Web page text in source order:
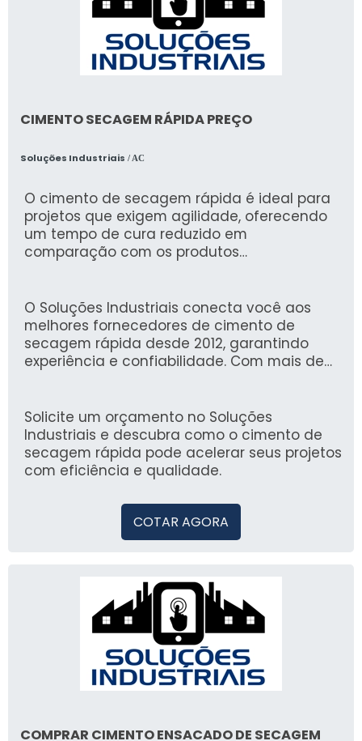
CIMENTO SECAGEM RÁPIDA PREÇO
Soluções Industriais / AC
O cimento de secagem rápida é ideal para
projetos que exigem agilidade, oferecendo
um tempo de cura reduzido em
comparação com os produtos
precisam de rápida liberação do tráfego ou
adiantar o andamento das etapas da
construção.
O Soluções Industriais conecta você aos
melhores fornecedores de cimento de
secagem rápida desde 2012, garantindo
experiência e confiabilidade. Com mais de
de qualidade de forma prática e segura.
Solicite um orçamento no Soluções
Industriais e descubra como o cimento de
secagem rápida pode acelerar seus projetos
com eficiência e qualidade.
COTAR AGORA
COMPRAR CIMENTO ENSACADO DE SECAGEM